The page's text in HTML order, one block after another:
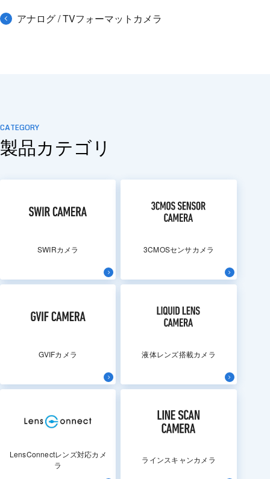
アナログ / TVフォーマットカメラ
CATEGORY
製品カテゴリ
SWIRカメラ 3CMOSセンサカメラ
GVIFカメラ 液体レンズ搭載カメラ
LensConnectレンズ対応カメ
ラ
ラインスキャンカメラ